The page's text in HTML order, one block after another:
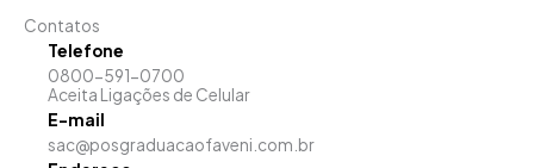
Contatos
Telefone
0800-591-0700
Aceita Ligações de Celular
E-mail
sac@posgraduacaofaveni.com.br